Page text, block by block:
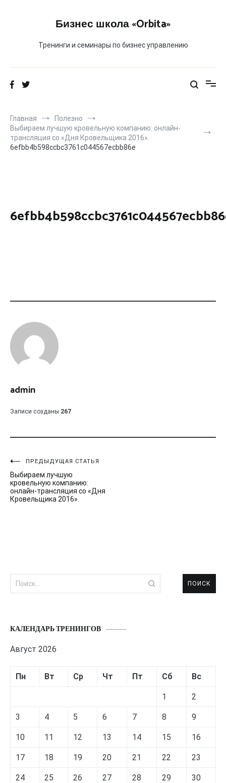
Бизнес школа «Orbita»
Тренинги и семинары по бизнес управлению
Главная
Полезно
Выбираем лучшую кровельную компанию: онлайн-
трансляция со «Дня Кровельщика 2016».
6efbb4b598ccbc3761c044567ecbb86e
admin
Записи созданы 267
Навигация
по
записям
ПРЕДЫДУЩАЯ СТАТЬЯ
Выбираем лучшую
кровельную компанию:
онлайн-трансляция со «Дня
Кровельщика 2016».
Найти:
КАЛЕНДАРЬ ТРЕНИНГОВ
Август 2026
Пн Вт Ср Чт Пт Сб Вс
1 2
3 4 5 6 7 8 9
10 11 12 13 14 15 16
17 18 19 20 21 22 23
24 25 26 27 28 29 30